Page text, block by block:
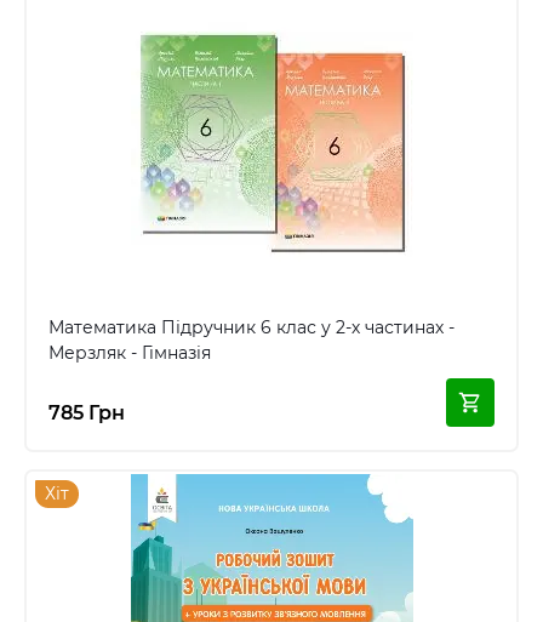
Математика Підручник 6 клас у 2-х частинах -
Мерзляк - Гімназія
785 Грн
Хіт